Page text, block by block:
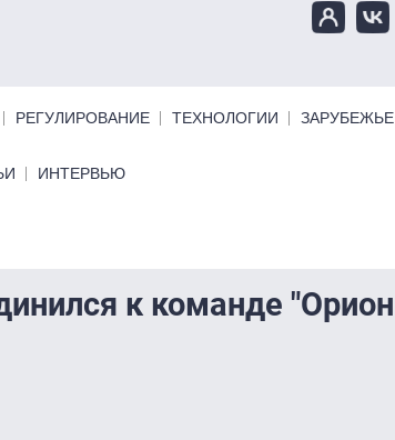
РЕГУЛИРОВАНИЕ ТЕХНОЛОГИИ ЗАРУБЕЖЬЕ
ИНТЕРВЬЮ
к команде "Орион